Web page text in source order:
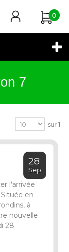
0
7
sur 1
28
Sep
l'arrivée
en
à
nouvelle
28